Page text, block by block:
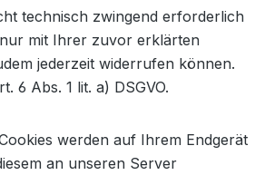
technisch zwingend erforderlich
mit Ihrer zuvor erklärten
jederzeit widerrufen können.
6 Abs. 1 lit. a) DSGVO.
werden auf Ihrem Endgerät
an unseren Server